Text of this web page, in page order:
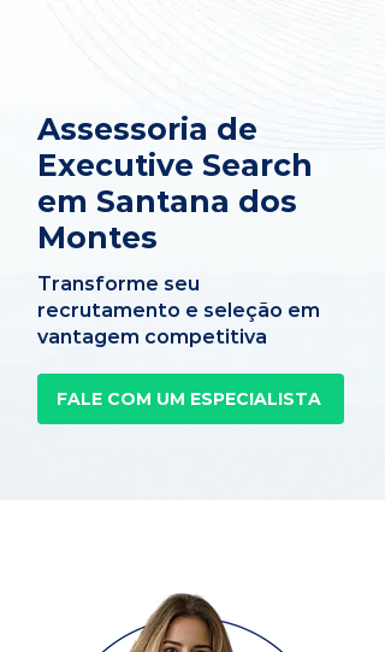
Assessoria de
Executive Search
em Santana dos
Montes
Transforme seu
recrutamento e seleção em
vantagem competitiva
FALE COM UM ESPECIALISTA